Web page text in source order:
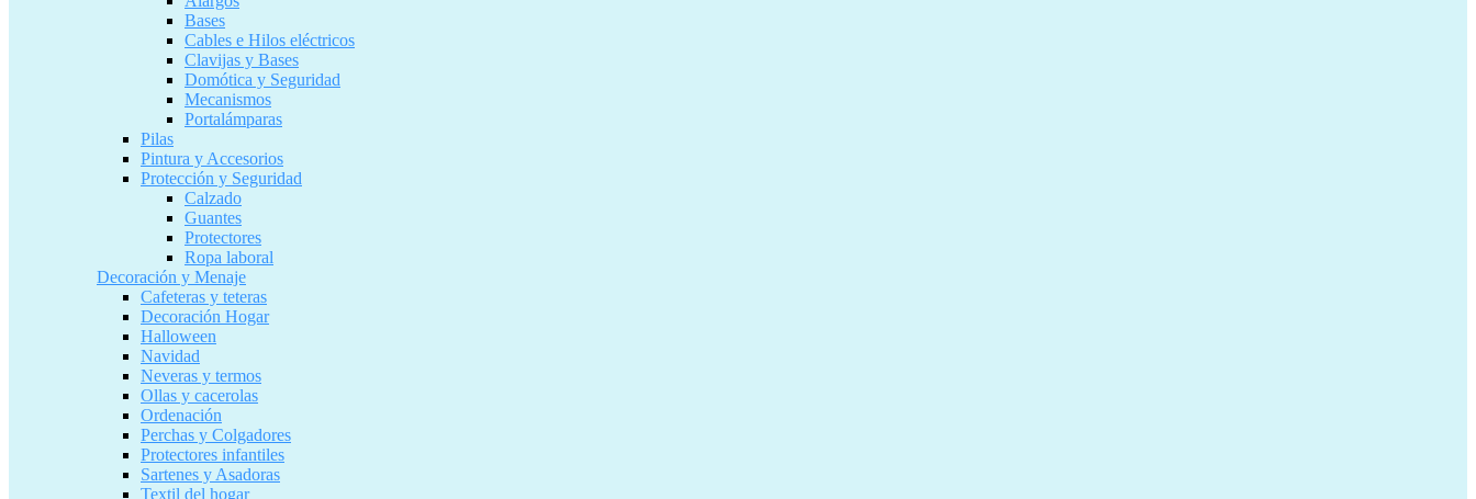
Bases
Cables e Hilos eléctricos
Clavijas y Bases
Domótica y Seguridad
Mecanismos
Portalámparas
Pilas
Pintura y Accesorios
Protección y Seguridad
Calzado
Guantes
Protectores
Ropa laboral
Decoración y Menaje
Cafeteras y teteras
Decoración Hogar
Halloween
Navidad
Neveras y termos
Ollas y cacerolas
Ordenación
Perchas y Colgadores
Protectores infantiles
Sartenes y Asadoras
Textil del hogar